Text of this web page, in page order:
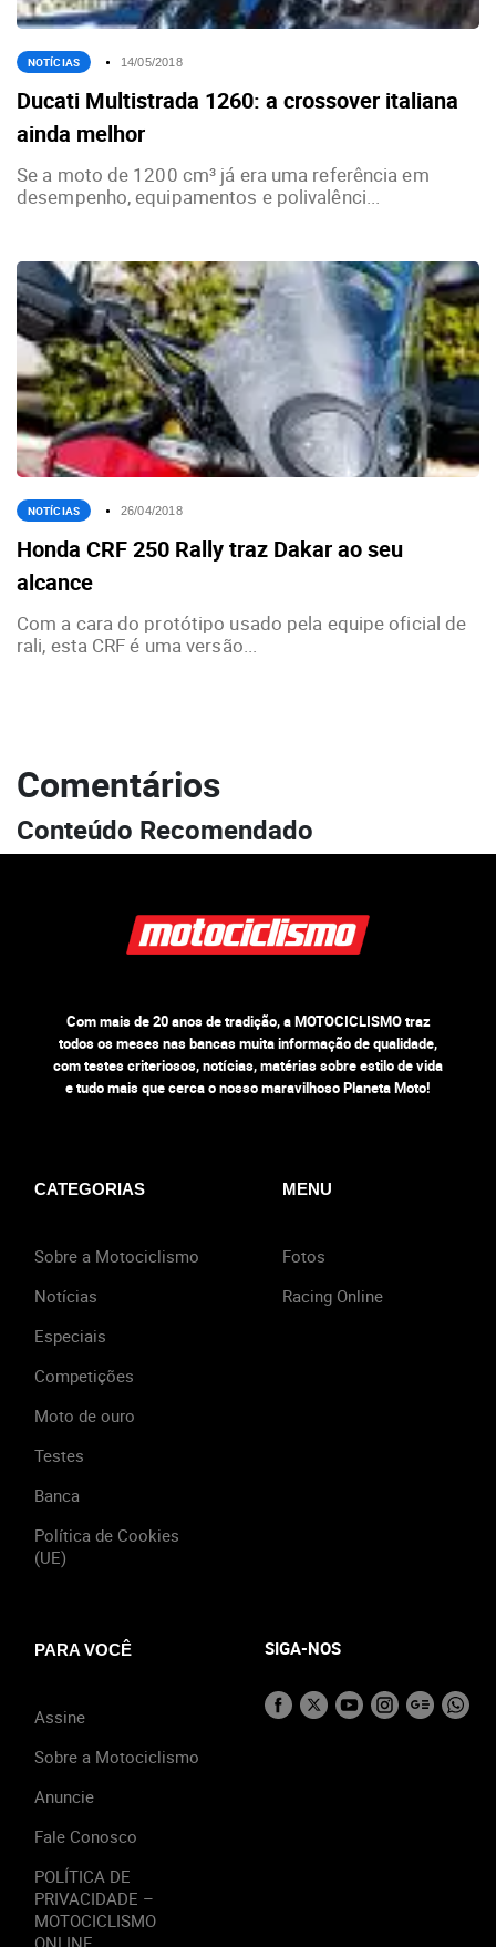
NOTÍCIAS 14/05/2018
Ducati Multistrada 1260: a crossover italiana
ainda melhor
Se a moto de 1200 cm³ já era uma referência em
desempenho, equipamentos e polivalênci...
NOTÍCIAS 26/04/2018
Honda CRF 250 Rally traz Dakar ao seu
alcance
Com a cara do protótipo usado pela equipe oficial de
rali, esta CRF é uma versão...
Comentários
Conteúdo Recomendado
Com mais de 20 anos de tradição, a MOTOCICLISMO traz
todos os meses nas bancas muita informação de qualidade,
com testes criteriosos, notícias, matérias sobre estilo de vida
e tudo mais que cerca o nosso maravilhoso Planeta Moto!
CATEGORIAS
Sobre a Motociclismo
Notícias
Especiais
Competições
Moto de ouro
Testes
Banca
Política de Cookies
(UE)
MENU
Fotos
Racing Online
PARA VOCÊ
Assine
Sobre a Motociclismo
Anuncie
Fale Conosco
POLÍTICA DE
PRIVACIDADE –
MOTOCICLISMO
ONLINE
SIGA-NOS